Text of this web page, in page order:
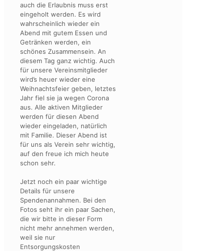
auch die Erlaubnis muss erst
eingeholt werden. Es wird
wahrscheinlich wieder ein
Abend mit gutem Essen und
Getränken werden, ein
schönes Zusammensein. An
diesem Tag ganz wichtig. Auch
für unsere Vereinsmitglieder
wird’s heuer wieder eine
Weihnachtsfeier geben, letztes
Jahr fiel sie ja wegen Corona
aus. Alle aktiven Mitglieder
werden für diesen Abend
wieder eingeladen, natürlich
mit Familie. Dieser Abend ist
für uns als Verein sehr wichtig,
auf den freue ich mich heute
schon sehr.
Jetzt noch ein paar wichtige
Details für unsere
Spendenannahmen. Bei den
Fotos seht ihr ein paar Sachen,
die wir bitte in dieser Form
nicht mehr annehmen werden,
weil sie nur
Entsorgungskosten